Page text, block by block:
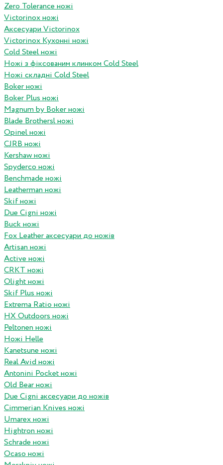
Zero Tolerance ножі
Victorinox ножі
Аксесуари Victorinox
Victorinox Кухонні ножі
Cold Steel ножі
Ножі з фіксованим клинком Cold Steel
Ножі складні Cold Steel
Boker ножі
Boker Plus ножі
Magnum by Boker ножі
Blade Brothersl ножі
Opinel ножі
CJRB ножі
Kershaw ножі
Spyderco ножі
Benchmade ножі
Leatherman ножі
Skif ножі
Due Cigni ножі
Buck ножі
Fox Leather аксесуари до ножів
Artisan ножі
Active ножі
CRKT ножі
Olight ножі
Skif Plus ножі
Extrema Ratio ножі
HX Outdoors ножі
Peltonen ножі
Ножі Helle
Kanetsune ножі
Real Avid ножі
Antonini Pocket ножі
Old Bear ножі
Due Cigni аксесуари до ножів
Cimmerian Knives ножі
Umarex ножі
Hightron ножі
Schrade ножі
Ocaso ножі